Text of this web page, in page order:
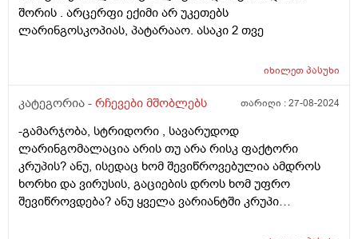
შორის . არცერფი ექიმი არ უკეთებს
ლარინგოსკოპიას, პატარააო. ასაკი 2 თვე
იხილეთპასუხი
კატეგორია - რჩევები მშობლებს თარიღი :27-08-2024
-გამარჯობა, სტრიდორი , სავარუდოდ
ლარინგომალაცია არის თუ არა რისკ ფაქტორი
კრუპის? ანუ, ისედაც ხომ შევიწროვებულია ამდროს
ხორხი და ვირუსის, გაციების დროს ხომ უფრო
შევიწროვდება? ანუ ყველა ვარიანტში კრუპი